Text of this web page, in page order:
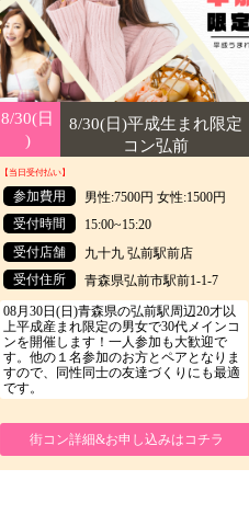
8/30(日
)
8/30(日
)
8/30(日)平成生まれ限定
コン弘前
【当日受付払い】
参加費用
男性:7500円 女性:1500円
受付時間
15:00~15:20
受付店舗
九十九 弘前駅前店
受付住所
青森県弘前市駅前1-1-7
08月30日(日)青森県の弘前駅周辺20才以
上平成産まれ限定の男女で30代メインコ
ンを開催します！一人参加も大歓迎で
す。他の１名参加のお方とペアとなりま
すので、同性同士の友達づくりにも最適
です。
街コン詳細&お申し込みはコチラ